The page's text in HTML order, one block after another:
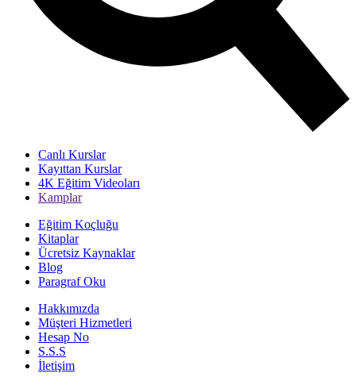
Canlı Kurslar
Kayıttan Kurslar
4K Eğitim Videoları
Kamplar
Eğitim Koçluğu
Kitaplar
Ücretsiz Kaynaklar
Blog
Paragraf Oku
Hakkımızda
Müşteri Hizmetleri
Hesap No
S.S.S
İletişim